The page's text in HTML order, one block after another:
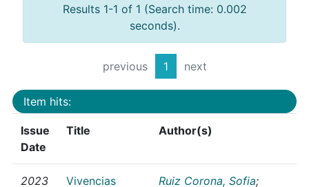
Results 1-1 of 1 (Search time: 0.002
seconds).
previous 1 next
Item hits:
Issue
Date
Title Author(s)
2023
Vivencias
Ruiz Corona, Sofia;